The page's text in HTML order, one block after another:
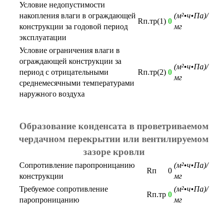
Условие недопустимости
накопления влаги в ограждающей
конструкции за годовой период
эксплуатации
Rп.тр(1) 0
(м²•ч•Па)/
мг
Условие ограничения влаги в
ограждающей конструкции за
период с отрицательными
среднемесячными температурами
наружного воздуха
Rп.тр(2) 0
(м²•ч•Па)/
мг
Образование конденсата в проветриваемом
чердачном перекрытии или вентилируемом
зазоре кровли
Сопротивление паропроницанию
конструкции
Rп 0
(м²•ч•Па)/
мг
Требуемое сопротивление
паропроницанию
Rп.тр 0
(м²•ч•Па)/
мг